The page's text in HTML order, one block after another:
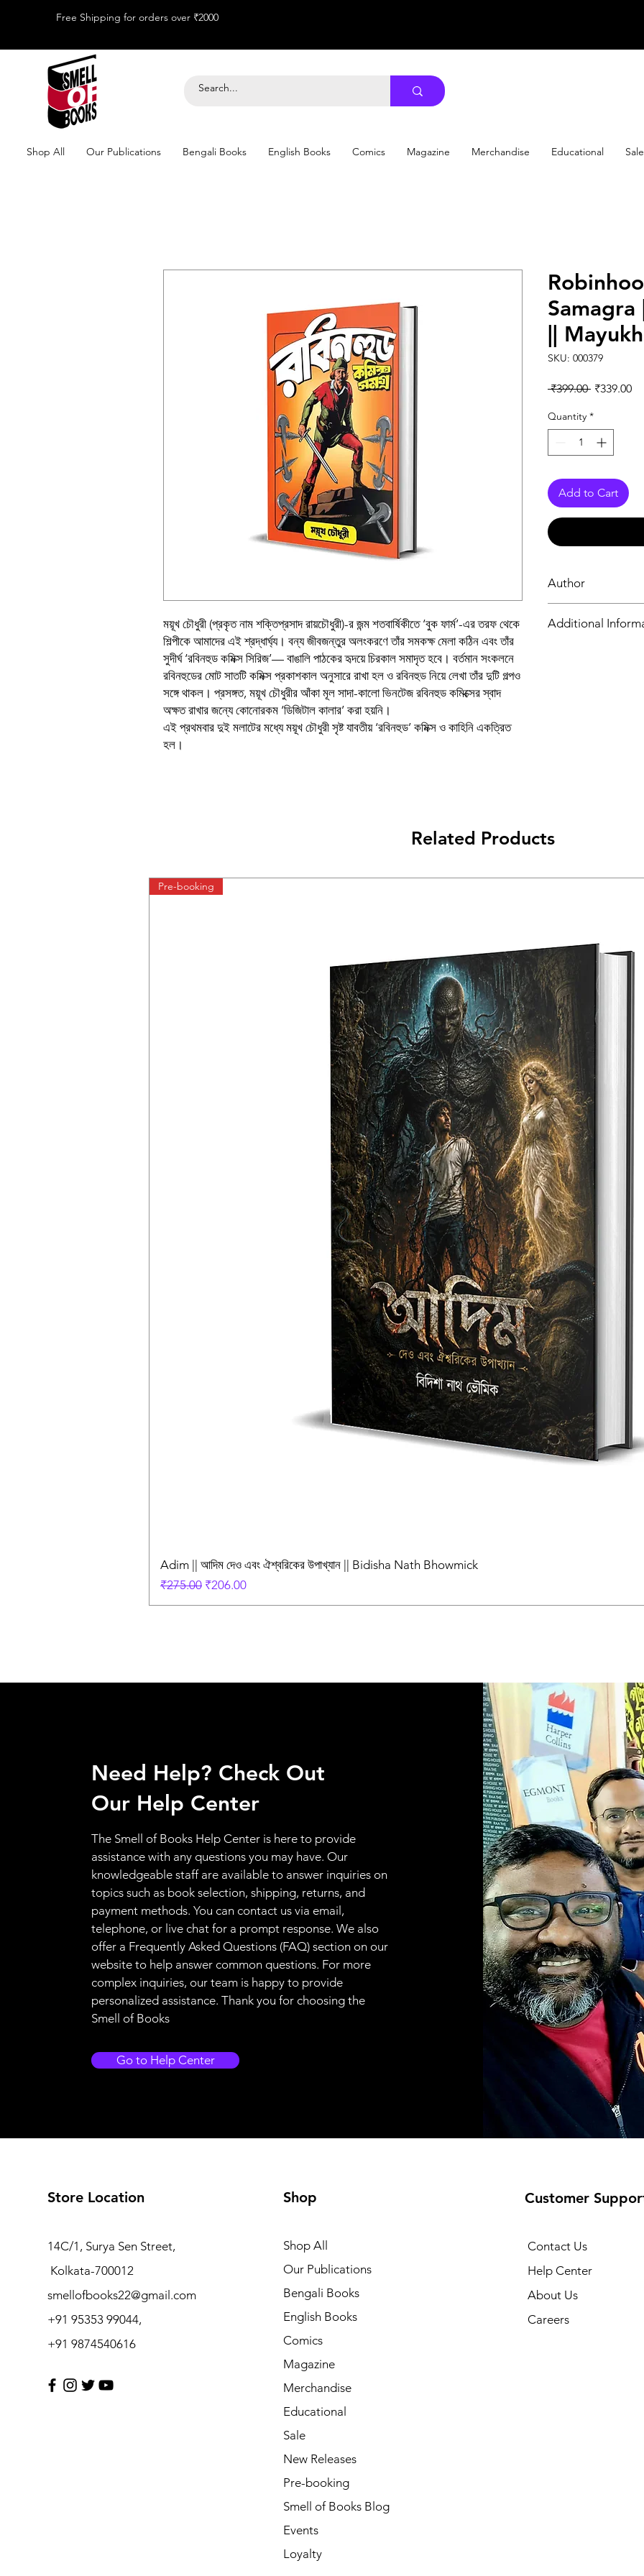
Free Shipping for orders over ₹2000
Shop All Our Publications Bengali Books English Books Comics Magazine Merchandise Educational Sale
ময়ূখ চৌধুরী (প্রকৃত নাম শক্তিপ্রসাদ রায়চৌধুরী)-র জন্ম শতবার্ষিকীতে ‘বুক ফার্ম’-এর তরফ থেকে
শিল্পীকে আমাদের এই শ্রদ্ধার্ঘ্য। বন্য জীবজন্তুর অলংকরণে তাঁর সমকক্ষ মেলা কঠিন এবং তাঁর
সুদীর্ঘ ‘রবিনহুড কমিক্স সিরিজ’— বাঙালি পাঠকের হৃদয়ে চিরকাল সমাদৃত হবে। বর্তমান সংকলনে
রবিনহুডের মোট সাতটি কমিক্স প্রকাশকাল অনুসারে রাখা হল ও রবিনহুড নিয়ে লেখা তাঁর দুটি গল্পও
সঙ্গে থাকল। প্রসঙ্গত, ময়ূখ চৌধুরীর আঁকা মূল সাদা-কালো ভিনটেজ রবিনহুড কমিক্সের স্বাদ
অক্ষত রাখার জন্যে কোনোরকম ‘ডিজিটাল কালার’ করা হয়নি।
এই প্রথমবার দুই মলাটের মধ্যে ময়ূখ চৌধুরী সৃষ্ট যাবতীয় ‘রবিনহুড’ কমিক্স ও কাহিনি একত্রিত
হল।
Samagra ||
||
SKU: 000379
₹399.00 Regular
₹339.00
Quantity *
Add to Cart
Author
Additional
Related Products
Pre-booking
Adim || আদিম দেও এবং ঐশ্বরিকের উপাখ্যান || Bidisha Nath Bhowmick
Regular Price
₹275.00 Sale Price
₹206.00
Need Help? Check Out
Our Help Center
The Smell of Books Help Center is here to provide
assistance with any questions you may have. Our
knowledgeable staff are available to answer inquiries on
topics such as book selection, shipping, returns, and
payment methods. You can contact us via email,
telephone, or live chat for a prompt response. We also
offer a Frequently Asked Questions (FAQ) section on our
website to help answer common questions. For more
complex inquiries, our team is happy to provide
personalized assistance. Thank you for choosing the
Smell of Books
Go to Help Center
Store Location
14C/1, Surya Sen Street,
Kolkata-700012
smellofbooks22@gmail.com
+91 95353 99044,
+91 9874540616
Shop
Shop All
Our Publications
Bengali Books
English Books
Comics
Magazine
Merchandise
Educational
Sale
New Releases
Pre-booking
Smell of Books Blog
Events
Loyalty
Customer
Contact Us
Help Center
About Us
Careers